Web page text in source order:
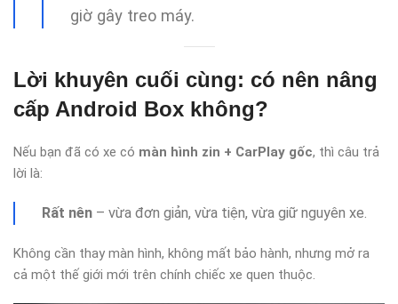
giờ gây treo máy.
Lời khuyên cuối cùng: có nên nâng
cấp Android Box không?
Nếu bạn đã có xe có màn hình zin + CarPlay gốc, thì câu trả
lời là:
Rất nên – vừa đơn giản, vừa tiện, vừa giữ nguyên xe.
Không cần thay màn hình, không mất bảo hành, nhưng mở ra
cả một thế giới mới trên chính chiếc xe quen thuộc.